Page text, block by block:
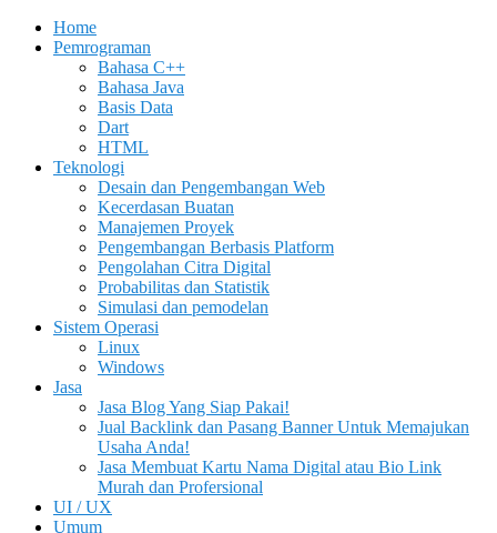
Home
Pemrograman
Bahasa C++
Bahasa Java
Basis Data
Dart
HTML
Teknologi
Desain dan Pengembangan Web
Kecerdasan Buatan
Manajemen Proyek
Pengembangan Berbasis Platform
Pengolahan Citra Digital
Probabilitas dan Statistik
Simulasi dan pemodelan
Sistem Operasi
Linux
Windows
Jasa
Jasa Blog Yang Siap Pakai!
Jual Backlink dan Pasang Banner Untuk Memajukan
Usaha Anda!
Jasa Membuat Kartu Nama Digital atau Bio Link
Murah dan Profersional
UI / UX
Umum